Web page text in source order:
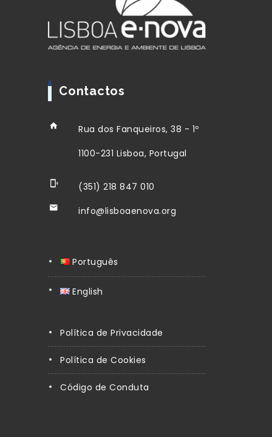
Contactos
Rua dos Fanqueiros, 38 - 1º
1100-231 Lisboa, Portugal
(351) 218 847 010
info@lisboaenova.org
Português
English
Política de Privacidade
Política de Cookies
Código de Conduta